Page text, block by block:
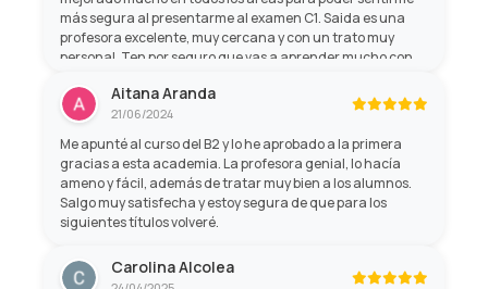
más segura al presentarme al examen C1. Saida es una
profesora excelente, muy cercana y con un trato muy
personal. Ten por seguro que vas a aprender mucho con
profesores profesionales con mucha paciencia y mano
amable.
Aitana Aranda
21/06/2024
Me apunté al curso del B2 y lo he aprobado a la primera
gracias a esta academia. La profesora genial, lo hacía
ameno y fácil, además de tratar muy bien a los alumnos.
Salgo muy satisfecha y estoy segura de que para los
siguientes títulos volveré.
Carolina Alcolea